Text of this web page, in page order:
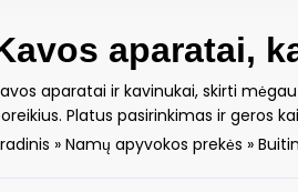
aparatai,
aparatai ir kavinukai, skirti
Platus pasirinkimas ir geros
» Namų apyvokos prekės »